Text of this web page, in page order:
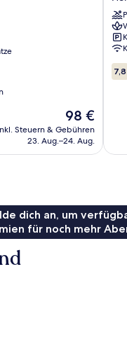
Der
Preis
beträgt
98 €
Steuern & Gebühren
23. Aug.–24. Aug.
&
7.8
von
7,8
dich an, um
für noch mehr